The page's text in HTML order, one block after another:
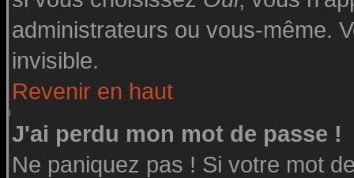
administrateurs ou vous-même.
invisible.
Revenir en haut
J'ai perdu mon mot de passe !
Ne paniquez pas ! Si votre mot